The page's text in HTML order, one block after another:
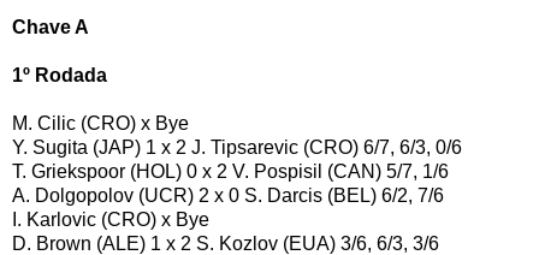
Chave A
1º Rodada
M. Cilic (CRO) x Bye
Y. Sugita (JAP) 1 x 2 J. Tipsarevic (CRO) 6/7, 6/3, 0/6
T. Griekspoor (HOL) 0 x 2 V. Pospisil (CAN) 5/7, 1/6
A. Dolgopolov (UCR) 2 x 0 S. Darcis (BEL) 6/2, 7/6
I. Karlovic (CRO) x Bye
D. Brown (ALE) 1 x 2 S. Kozlov (EUA) 3/6, 6/3, 3/6